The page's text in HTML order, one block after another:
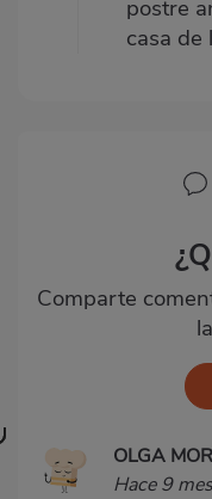
postre
casa de
Comparte
OLGA
Hace 9